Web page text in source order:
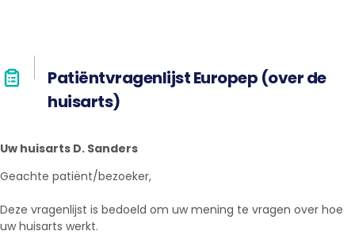
Patiëntvragenlijst Europep (over de
huisarts)
Uw huisarts D. Sanders
Geachte patiënt/bezoeker,
Deze vragenlijst is bedoeld om uw mening te vragen over hoe
uw huisarts werkt.